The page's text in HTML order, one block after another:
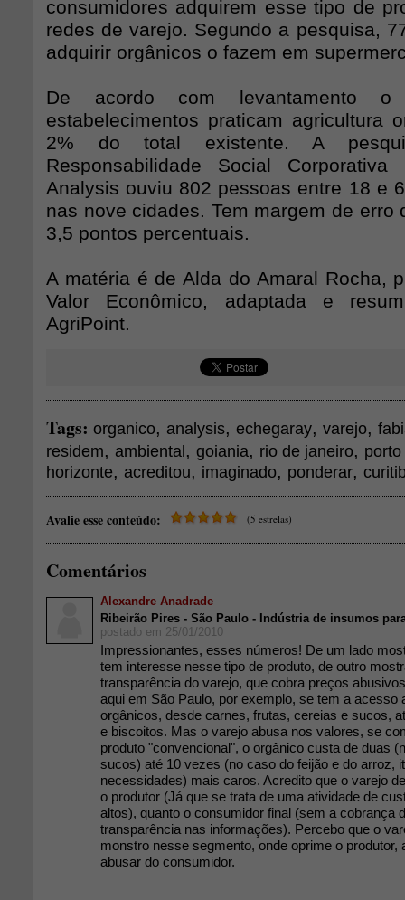
consumidores adquirem esse tipo de
redes de varejo. Segundo a pesquisa,
adquirir orgânicos o fazem em
De acordo com levantamento
estabelecimentos praticam agricultura
2% do total existente. A
Responsabilidade Social
Analysis ouviu 802 pessoas entre 18 e
nas nove cidades. Tem margem de erro
3,5 pontos percentuais.
A matéria é de Alda do Amaral Rocha,
Valor Econômico, adaptada e
AgriPoint.
Tags: organico, analysis, echegaray, varejo,
residem, ambiental, goiania, rio de janeiro,
horizonte, acreditou, imaginado, ponderar,
Avalie esse conteúdo: (5 estrelas)
Comentários
Alexandre Anadrade
Ribeirão Pires - São Paulo - Indústria de insumos
postado em 25/01/2010
Impressionantes, esses números! De um lado
tem interesse nesse tipo de produto, de outro
transparência do varejo, que cobra preços
aqui em São Paulo, por exemplo, se tem a acesso
orgânicos, desde carnes, frutas, cereias e sucos,
e biscoitos. Mas o varejo abusa nos valores, se
produto "convencional", o orgânico custa de duas
sucos) até 10 vezes (no caso do feijão e do arroz,
necessidades) mais caros. Acredito que o varejo
o produtor (Já que se trata de uma atividade de
altos), quanto o consumidor final (sem a cobrança
transparência nas informações). Percebo que o
monstro nesse segmento, onde oprime o produtor,
abusar do consumidor.